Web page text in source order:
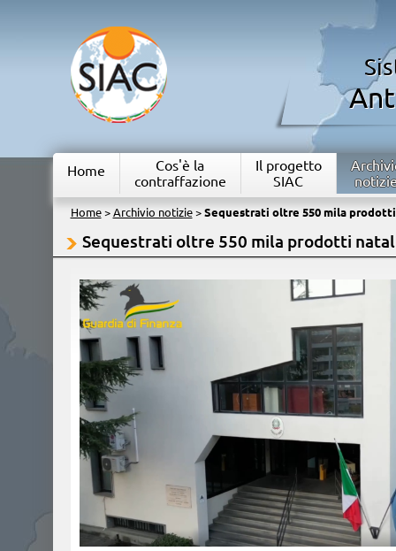
Home
Cos'è la
contraffazione
Il progetto
SIAC
Home> Archivio notizie> Sequestrati oltre 550 mila
Sequestrati oltre 550 mila prodotti